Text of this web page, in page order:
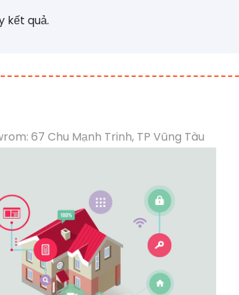
kết quả.
67 Chu Mạnh Trinh, TP Vũng Tàu